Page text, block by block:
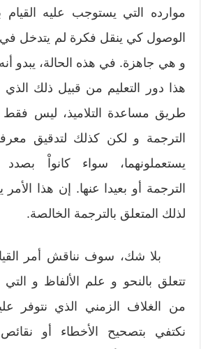
موارده التي يستوجب عليه القيام
الوصول كي ينقل فكرة لم يتدخل في
و هي جاهزة. في هذه الحالة، يبدو
هذا دور التعليم من قبيل ذلك
طريق مساعدة التلاميذ، ليس فقط
الترجمة و لكن كذلك لتدقيق
يستعملونهما، سواء كانواْ
الترجمة أو بعيدا عنها. إن هذا
لذلك المتعلق بالترجمة الخالصة.
بلا شك، سوف نناقش أمر
تتعلق بالنحو و علم الألفاظ و
من الغلاف الزمني الذي نتوفر
نكتفي بتصحيح الأخطاء أو